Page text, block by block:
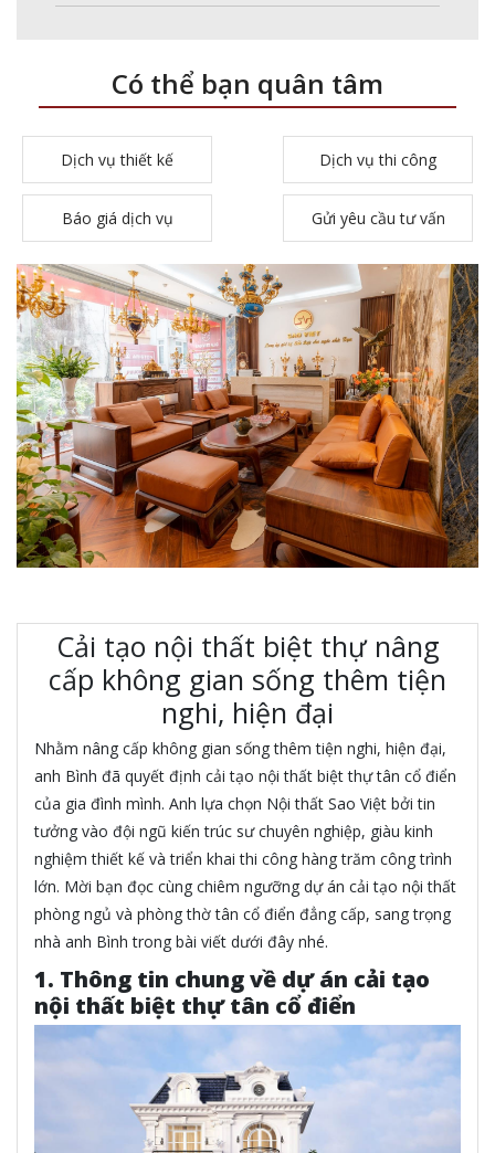
Có thể bạn quân tâm
Dịch vụ thiết kế Dịch vụ thi công
Báo giá dịch vụ Gửi yêu cầu tư vấn
Cải tạo nội thất biệt thự nâng
cấp không gian sống thêm tiện
nghi, hiện đại
Nhằm nâng cấp không gian sống thêm tiện nghi, hiện đại,
anh Bình đã quyết định cải tạo nội thất biệt thự tân cổ điển
của gia đình mình. Anh lựa chọn Nội thất Sao Việt bởi tin
tưởng vào đội ngũ kiến trúc sư chuyên nghiệp, giàu kinh
nghiệm thiết kế và triển khai thi công hàng trăm công trình
lớn. Mời bạn đọc cùng chiêm ngưỡng dự án cải tạo nội thất
phòng ngủ và phòng thờ tân cổ điển đẳng cấp, sang trọng
nhà anh Bình trong bài viết dưới đây nhé.
1. Thông tin chung về dự án cải tạo
nội thất biệt thự tân cổ điển